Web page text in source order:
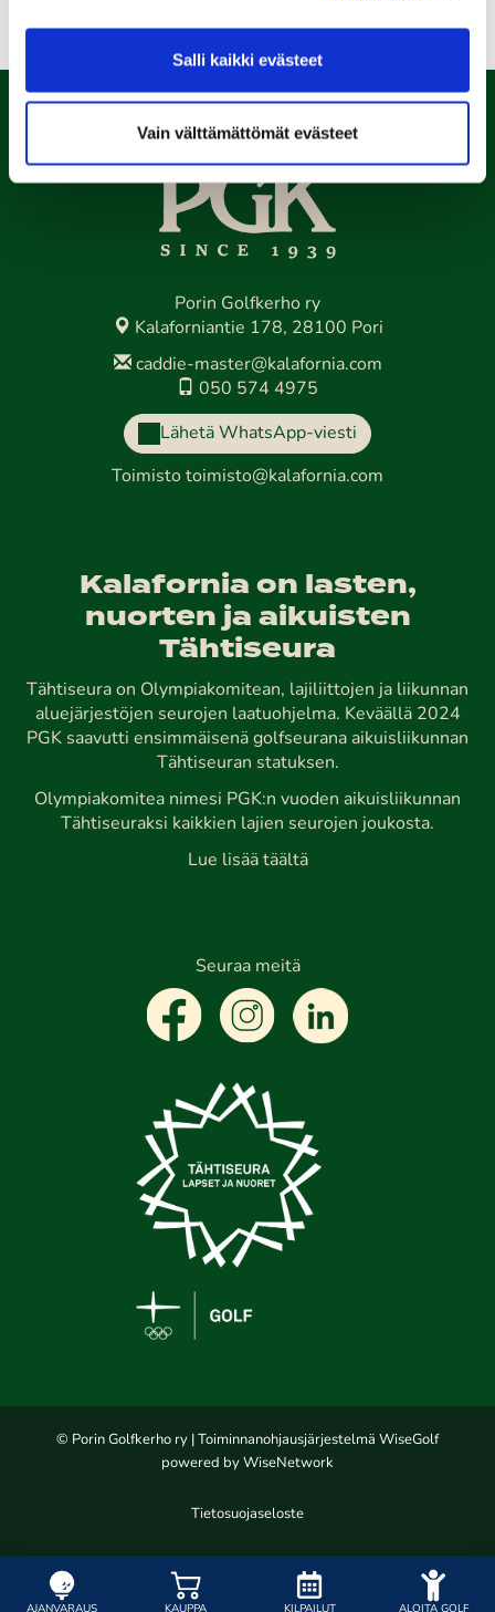
Salli kaikki evästeet
Vain välttämättömät evästeet
AJANVARAUS KAUPPA KILPAILUT ALOITA GOLF
Porin Golfkerho ry
Kalaforniantie 178, 28100 Pori
caddie-master@kalafornia.com
050 574 4975
Lähetä WhatsApp-viesti
Toimisto toimisto@kalafornia.com
Kalafornia on lasten,
nuorten ja aikuisten
Tähtiseura
Tähtiseura on Olympiakomitean, lajiliittojen ja liikunnan
aluejärjestöjen seurojen laatuohjelma. Keväällä 2024
PGK saavutti ensimmäisenä golfseurana aikuisliikunnan
Tähtiseuran statuksen.
Olympiakomitea nimesi PGK:n vuoden aikuisliikunnan
Tähtiseuraksi kaikkien lajien seurojen joukosta.
Lue lisää täältä
Seuraa meitä
© Porin Golfkerho ry | Toiminnanohjausjärjestelmä WiseGolf
powered by WiseNetwork
Tietosuojaseloste